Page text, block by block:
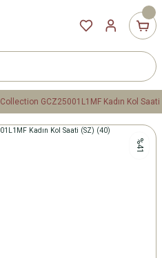
GCZ25001L1MF Kadın Kol
%41